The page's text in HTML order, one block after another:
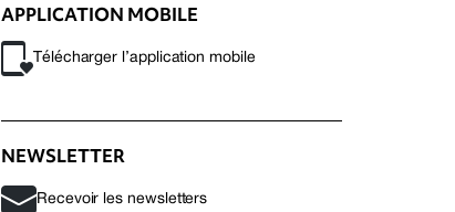
APPLICATION MOBILE
Télécharger l’application mobile
NEWSLETTER
Recevoir les newsletters